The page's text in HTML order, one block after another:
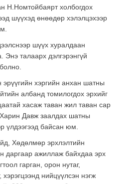
Н.Номтойбаярт холбогдох
шүүхэд өнөөдөр хэлэлцэхээр
шүүх хуралдаан
Энэ талаарх дэлгэрэнгүй
эрүүгийн хэргийн анхан шатны
албанд томилогдох эрхийг
хасаж таван жил таван сар
Давж заалдах шатны
үлдээгээд байсан юм.
Хөдөлмөр эрхлэлтийн
даргаар ажиллаж байхдаа эрх
гарган, орон нутаг,
хэрэгцээнд нийцүүлсэн нэгж